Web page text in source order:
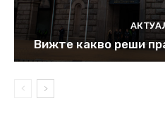
Вижте какво реши